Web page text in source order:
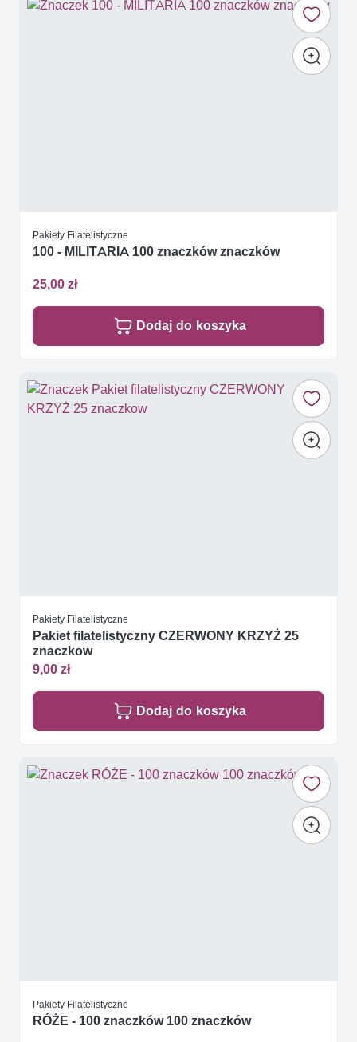
Pakiety Filatelistyczne
100 - MILITARIA 100 znaczków znaczków
25,00 zł
Dodaj do koszyka
Pakiety Filatelistyczne
Pakiet filatelistyczny CZERWONY KRZYŻ 25
znaczkow
9,00 zł
Dodaj do koszyka
Pakiety Filatelistyczne
RÓŻE - 100 znaczków 100 znaczków